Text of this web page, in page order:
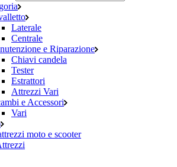
Laterale
Centrale
e Riparazione
Chiavi candela
Tester
Estrattori
Attrezzi Vari
e Accessori
Vari
moto e scooter